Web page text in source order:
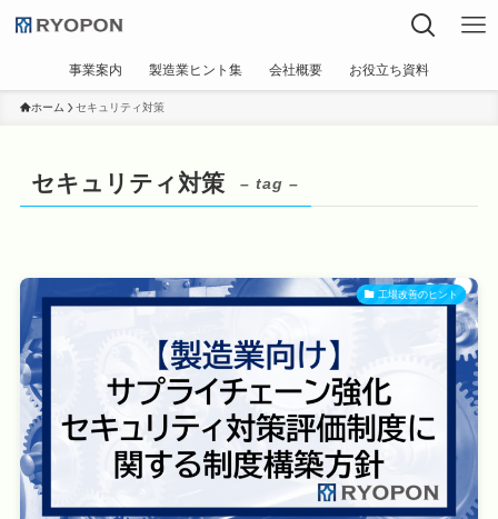
事業案内 製造業ヒント集 会社概要 お役立ち資料
ホーム セキュリティ対策
セキュリティ対策 – tag –
工場改善のヒント